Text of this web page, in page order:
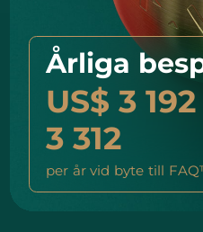
Årliga
US$ 3
3 312
per år vid byte till